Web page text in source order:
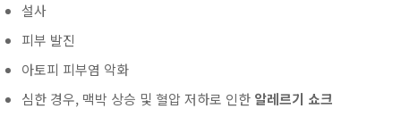
설사
피부 발진
아토피 피부염 악화
심한 경우, 맥박 상승 및 혈압 저하로 인한 알레르기 쇼크